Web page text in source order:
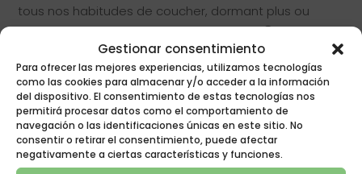
Gestionar consentimiento
Para ofrecer las mejores experiencias, utilizamos tecnologías
como las cookies para almacenar y/o acceder a la información
del dispositivo. El consentimiento de estas tecnologías nos
permitirá procesar datos como el comportamiento de
navegación o las identificaciones únicas en este sitio. No
consentir o retirar el consentimiento, puede afectar
negativamente a ciertas características y funciones.
tous nos habitudes de coucher, dormant plus ou
moins d’heures, quelles sont les vôtres ? 😉
Rechercher
Messages récents
Changement d’heure d’hiver